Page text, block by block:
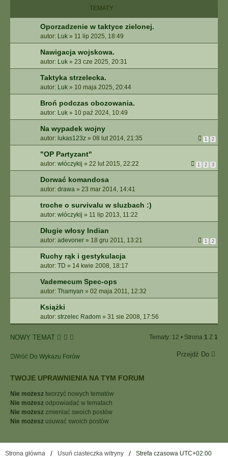
A
A
W
A
N
S
O
W
A
N
TEMATY
Oporzadzenie w taktyce zielonej.
autor: Luk » 11 lip 2025, 18:49
Nawigacja wojskowa.
autor: Luk » 23 cze 2025, 20:31
Taktyka strzelecka.
autor: Luk » 10 maja 2025, 20:44
Broń podczas obozowania.
autor: Luk » 10 paź 2024, 10:49
Na wypadek wojny
autor: lukas123z » 08 lut 2014, 21:35 1 2
"OP Partyzant"
autor: włóczykij » 22 lut 2015, 22:22 1 2 3
Dorwać komandosa
autor: drawa » 23 mar 2014, 14:41
troche o survivalu w sluzbach :)
autor: włóczykij » 11 lip 2013, 11:22
Długie włosy Indian
autor: adevoner » 18 gru 2011, 13:21 1 2
Ruchy rąk i gestykulacja
autor: TD » 14 kwie 2008, 18:17
Vademecum Spec-ops
autor: Thamyan » 02 maja 2011, 12:32
Książki
autor: strzelec Radom » 31 sie 2008, 17:56
NOWY TEMAT Tematy: 12 • Strona 1 Z 1
Wróć Do Wykazu Forów Przejdź Do
TWOJE UPRAWNIENIA NA TYM FORUM
Nie możesz tworzyć nowych tematów
Nie możesz odpowiadać w tematach
Nie możesz zmieniać swoich postów
Nie możesz usuwać swoich postów
Strona główna Usuń ciasteczka witryny Strefa czasowa UTC+02:00